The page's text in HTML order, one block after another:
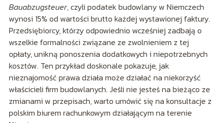
Bauabzugsteuer, czyli podatek budowlany w Niemczech
wynosi 15% od wartości brutto każdej wystawionej faktury.
Przedsiębiorcy, którzy odpowiednio wcześniej zadbają o
wszelkie formalności związane ze zwolnieniem z tej
opłaty, unikną ponoszenia dodatkowych i niepotrzebnych
kosztów. Ten przykład doskonale pokazuje, jak
nieznajomość prawa działa może działać na niekorzyść
właścicieli firm budowlanych. Jeśli nie jesteś na bieżąco ze
zmianami w przepisach, warto umówić się na konsultacje z
polskim biurem rachunkowym działającym na terenie